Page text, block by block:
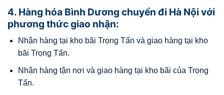
4. Hàng hóa Bình Dương chuyển đi Hà Nội với
phương thức giao nhận:
Nhận hàng tại kho bãi Trọng Tấn và giao hàng tại kho
bãi Trọng Tấn.
Nhận hàng tận nơi và giao hàng tại kho bãi của Trọng
Tấn.